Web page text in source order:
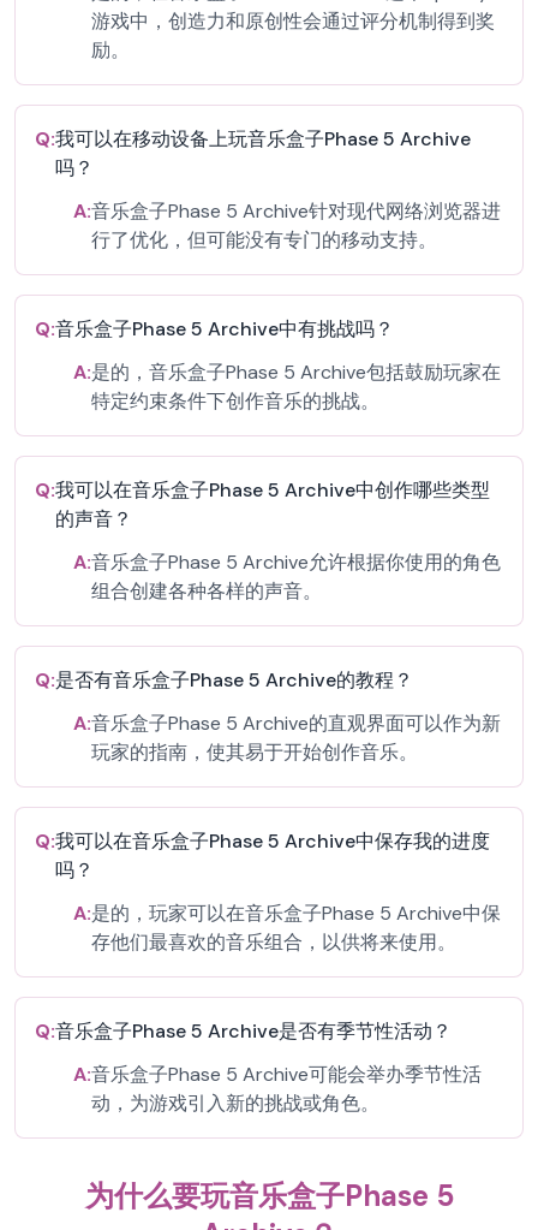
游戏中，创造力和原创性会通过评分机制得到奖
励。
Q:我可以在移动设备上玩音乐盒子Phase 5 Archive
吗？
A:音乐盒子Phase 5 Archive针对现代网络浏览器进
行了优化，但可能没有专门的移动支持。
Q:音乐盒子Phase 5 Archive中有挑战吗？
A:是的，音乐盒子Phase 5 Archive包括鼓励玩家在
特定约束条件下创作音乐的挑战。
Q:我可以在音乐盒子Phase 5 Archive中创作哪些类型
的声音？
A:音乐盒子Phase 5 Archive允许根据你使用的角色
组合创建各种各样的声音。
Q:是否有音乐盒子Phase 5 Archive的教程？
A:音乐盒子Phase 5 Archive的直观界面可以作为新
玩家的指南，使其易于开始创作音乐。
Q:我可以在音乐盒子Phase 5 Archive中保存我的进度
吗？
A:是的，玩家可以在音乐盒子Phase 5 Archive中保
存他们最喜欢的音乐组合，以供将来使用。
Q:音乐盒子Phase 5 Archive是否有季节性活动？
A:音乐盒子Phase 5 Archive可能会举办季节性活
动，为游戏引入新的挑战或角色。
为什么要玩音乐盒子Phase 5